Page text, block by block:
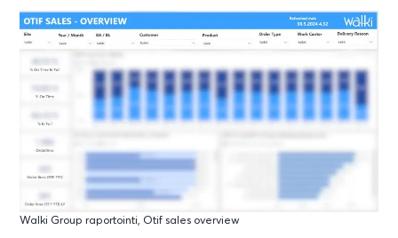
Walki Group raportointi, Otif sales overview